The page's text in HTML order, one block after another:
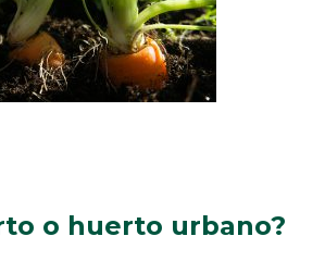
o huerto urbano?